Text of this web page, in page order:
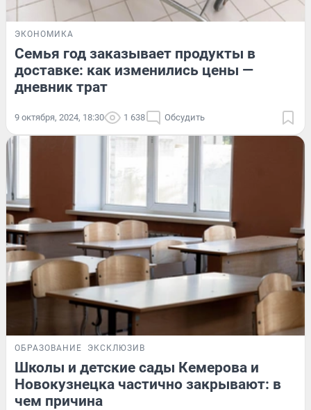
ЭКОНОМИКА
Семья год заказывает продукты в
доставке: как изменились цены —
дневник трат
9 октября, 2024, 18:30 1 638 Обсудить
ОБРАЗОВАНИЕ ЭКСКЛЮЗИВ
Школы и детские сады Кемерова и
Новокузнецка частично закрывают: в
чем причина